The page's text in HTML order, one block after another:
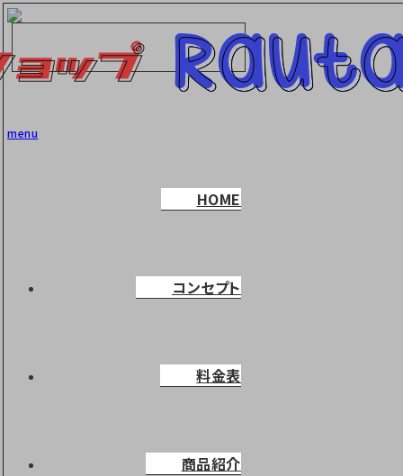
menu
HOME
コンセプト
料金表
商品紹介